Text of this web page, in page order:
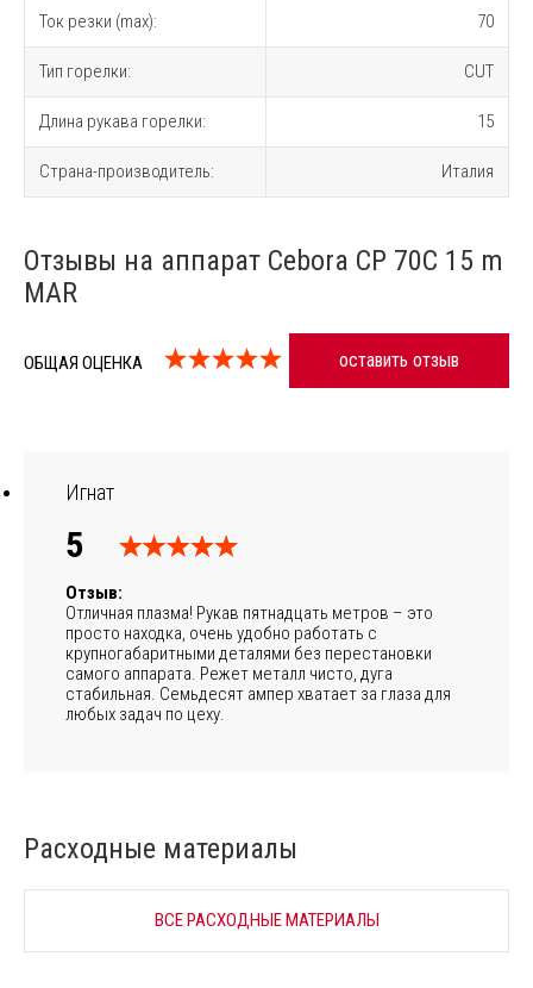
Ток резки (max): 70
Тип горелки: CUT
Длина рукава горелки: 15
Страна-производитель: Италия
Отзывы на аппарат Cebora CP 70C 15 m
MAR
ОБЩАЯ ОЦЕНКА оставить отзыв
Игнат
5
Отзыв:
Отличная плазма! Рукав пятнадцать метров – это
просто находка, очень удобно работать с
крупногабаритными деталями без перестановки
самого аппарата. Режет металл чисто, дуга
стабильная. Семьдесят ампер хватает за глаза для
любых задач по цеху.
Расходные материалы
ВСЕ РАСХОДНЫЕ МАТЕРИАЛЫ